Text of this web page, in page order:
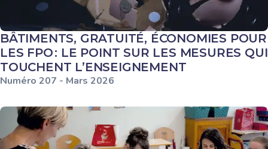
BÂTIMENTS, GRATUITÉ, ÉCONOMIES POUR
LES FPO : LE POINT SUR LES MESURES QUI
TOUCHENT L’ENSEIGNEMENT
Numéro 207 - Mars 2026